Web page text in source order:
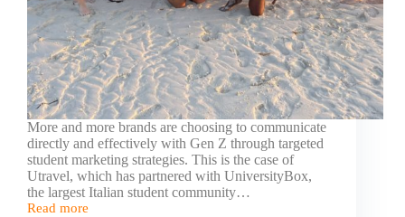
More and more brands are choosing to communicate
directly and effectively with Gen Z through targeted
student marketing strategies. This is the case of
Utravel, which has partnered with UniversityBox,
the largest Italian student community…
Read more